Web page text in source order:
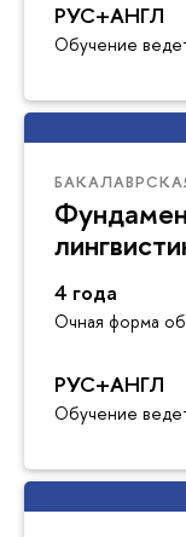
РУС+АНГЛ
Обучение
4 года
Очная форма
РУС+АНГЛ
Обучение